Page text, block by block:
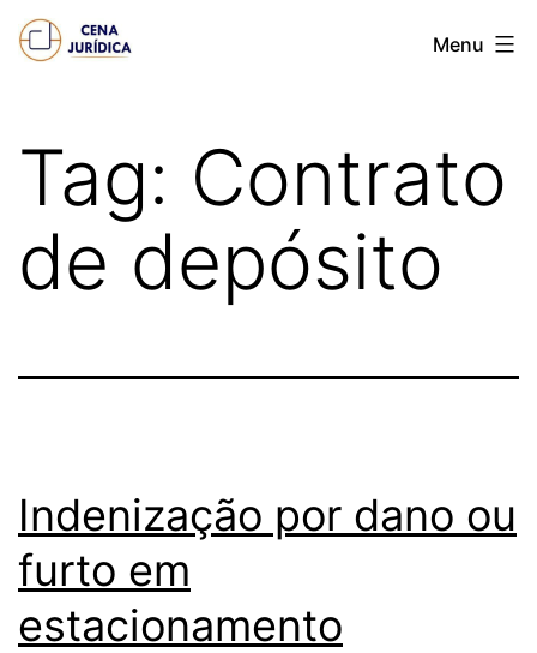
Pular
para
conteúdo
Cena
Menu
Tag: Contrato
de depósito
Indenização por dano ou
furto em
estacionamento